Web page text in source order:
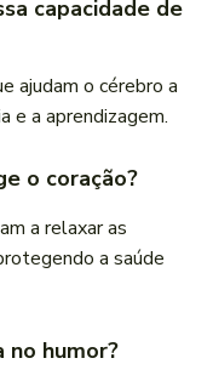
capacidade de
ajudam o cérebro a
e a aprendizagem.
o coração?
a relaxar as
a saúde
humor?